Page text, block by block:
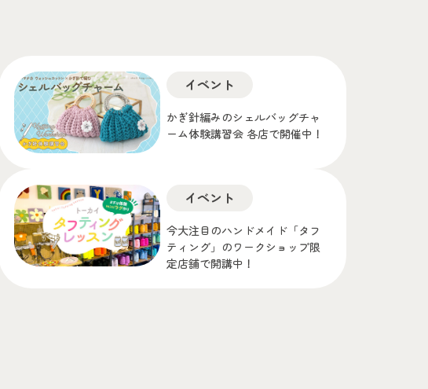
イベント
かぎ針編みのシェルバッグチャ
ーム体験講習会 各店で開催中！
イベント
今大注目のハンドメイド「タフ
ティング」のワークショップ限
定店舗で開講中！